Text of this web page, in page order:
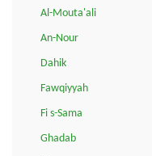
Al-Mouta'ali
An-Nour
Dahik
Fawqiyyah
Fi s-Sama
Ghadab